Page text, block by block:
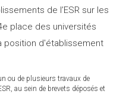
de l’ESR sur les
place des universités
position d'établissement
ou de plusieurs travaux de
au sein de brevets déposés et